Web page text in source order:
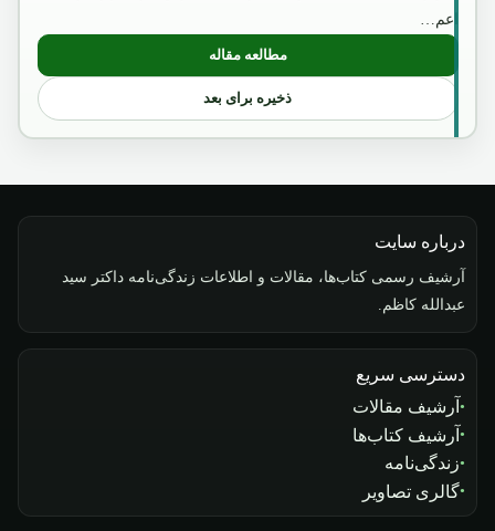
اعم…
مطالعه مقاله: امیر عبدالرحمن خان
ذخیره برای بعد
درباره سایت
آرشیف رسمی کتاب‌ها، مقالات و اطلاعات زندگی‌نامه داکتر سید
عبدالله کاظم.
دسترسی سریع
آرشیف مقالات
آرشیف کتاب‌ها
زندگی‌نامه
گالری تصاویر